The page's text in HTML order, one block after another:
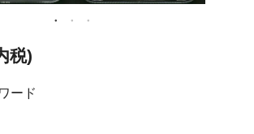
税)
ード